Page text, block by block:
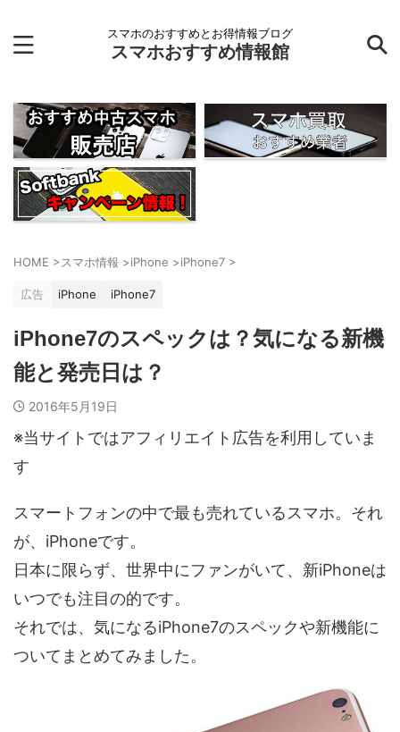
スマホのおすすめとお得情報ブログ
スマホおすすめ情報館
HOME >スマホ情報 >iPhone >iPhone7 >
広告 iPhone iPhone7
iPhone7のスペックは？気になる新機
能と発売日は？
2016年5月19日
※当サイトではアフィリエイト広告を利用していま
す
スマートフォンの中で最も売れているスマホ。それ
が、iPhoneです。
日本に限らず、世界中にファンがいて、新iPhoneは
いつでも注目の的です。
それでは、気になるiPhone7のスペックや新機能に
ついてまとめてみました。